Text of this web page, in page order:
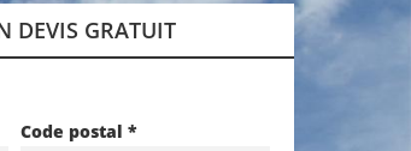
DEVIS GRATUIT
Code postal *